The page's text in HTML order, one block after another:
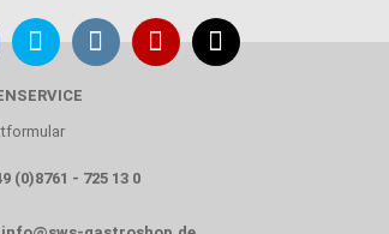
(0)8761 - 725 13 0